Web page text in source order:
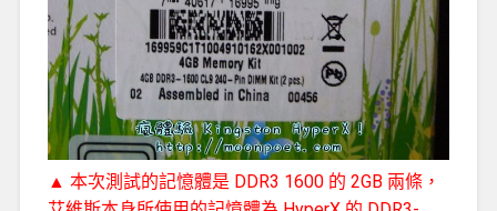
▲ 本次測試的記憶體是 DDR3 1600 的 2GB 兩條，